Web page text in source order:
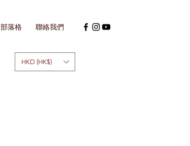
部落格 聯絡我們
HKD (HK$)